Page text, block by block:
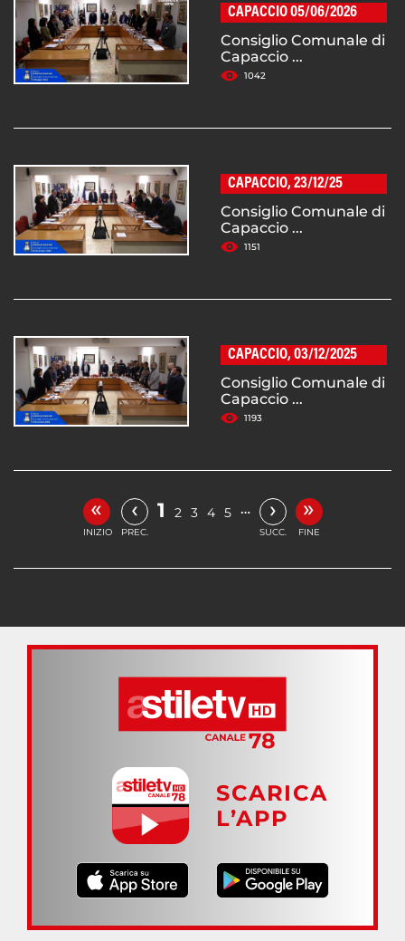
CAPACCIO 05/06/2026
Consiglio Comunale di
Capaccio ...
1042
CAPACCIO, 23/12/25
Consiglio Comunale di
Capaccio ...
1151
CAPACCIO, 03/12/2025
Consiglio Comunale di
Capaccio ...
1193
«
INIZIO
‹
PREC.
1 2 3 4 5 … ›
SUCC.
»
FINE
SCARICA
L’APP